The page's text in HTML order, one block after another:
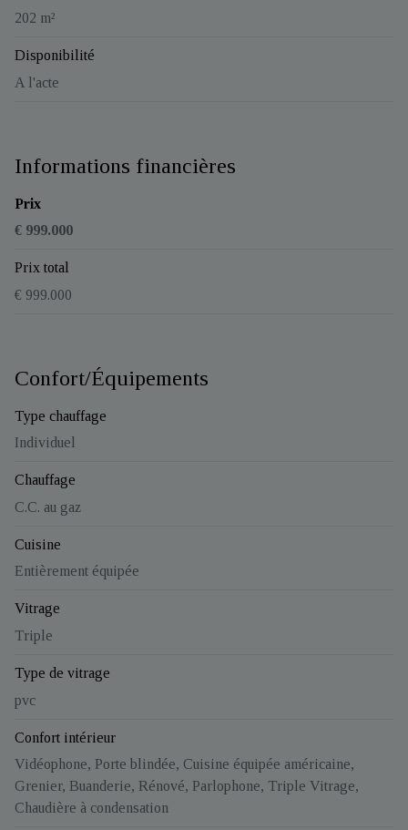
202 m²
Disponibilité
A l'acte
Informations financières
Prix
€ 999.000
Prix total
€ 999.000
Confort/Équipements
Type chauffage
Individuel
Chauffage
C.C. au gaz
Cuisine
Entièrement équipée
Vitrage
Triple
Type de vitrage
pvc
Confort intérieur
Vidéophone, Porte blindée, Cuisine équipée américaine,
Grenier, Buanderie, Rénové, Parlophone, Triple Vitrage,
Chaudière à condensation